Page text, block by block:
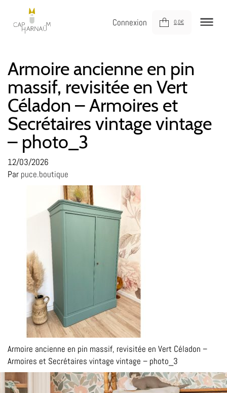
Connexion 0,0€
NOUVEAUTÉS
MEUBLER
DÉCORER
JOUER
DERNIÈRE CHANCE !
À VOTRE SERVICE
Armoire ancienne en pin
massif, revisitée en Vert
Céladon – Armoires et
Secrétaires vintage vintage
– photo_3
12/03/2026
Par puce.boutique
Armoire ancienne en pin massif, revisitée en Vert Céladon –
Armoires et Secrétaires vintage vintage – photo_3